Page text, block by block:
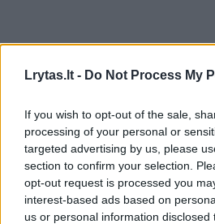
Lrytas.lt - Do Not Process My
If you wish to opt-out of the sale,
processing of your personal or
targeted advertising by us, please
section to confirm your selection.
opt-out request is processed you
interest-based ads based on
us or personal information
Po D. Dirksčio
rinkodaros
verdiktas: „Tai yra
nuosprendis“(4)